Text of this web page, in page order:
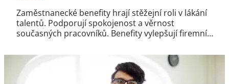
Zaměstnanecké benefity hrají stěžejní roli v lákání
talentů. Podporují spokojenost a věrnost
současných pracovníků. Benefity vylepšují firemní…